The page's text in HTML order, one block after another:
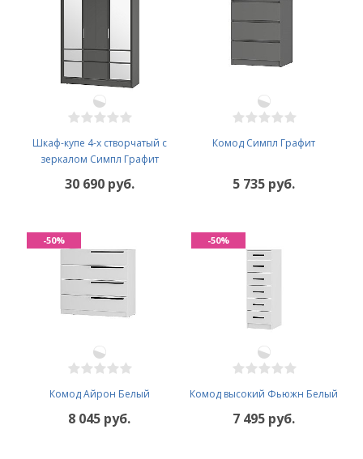
Шкаф-купе 4-х створчатый с
зеркалом Симпл Графит
30 690 руб.
Комод Симпл Графит
5 735 руб.
Комод Айрон Белый
8 045 руб.
-50%
Комод высокий Фьюжн Белый
7 495 руб.
-50%